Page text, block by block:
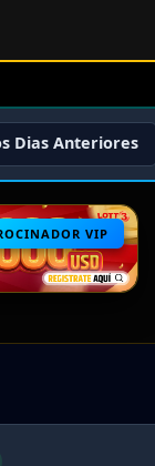
Dias Anteriores
VIP